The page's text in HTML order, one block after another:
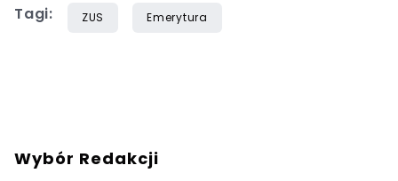
Tagi: ZUS Emerytura
Wybór Redakcji